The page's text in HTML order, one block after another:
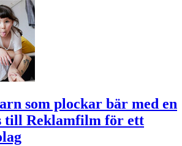
som plockar bär med en
till Reklamfilm för ett